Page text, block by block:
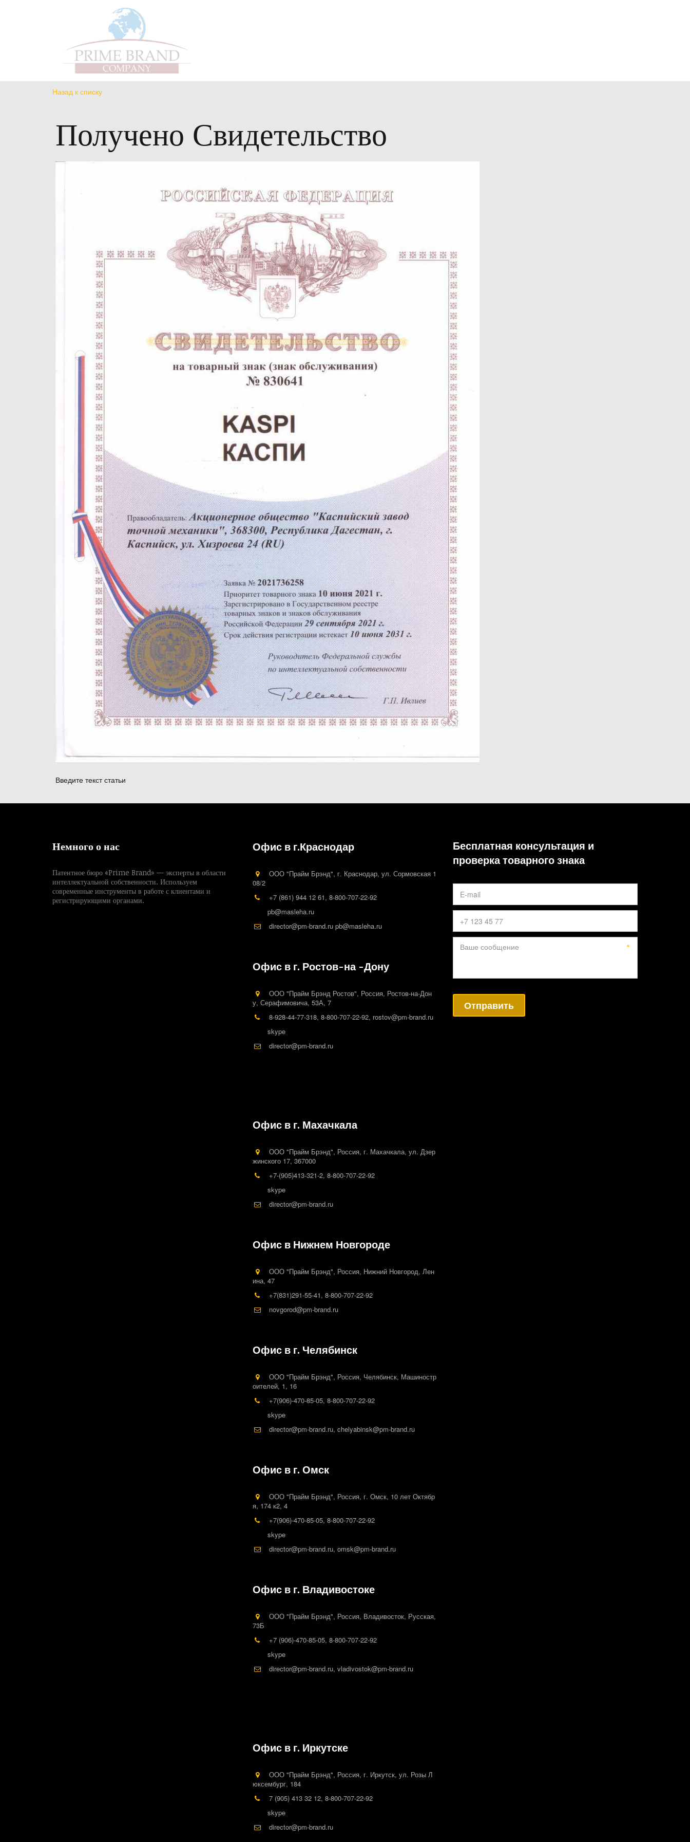
Назад к списку
Получено Свидетельство
Введите текст статьи
Немного о нас
Патентное бюро «Prime Brand» — эксперты в области
интеллектуальной собственности. Используем
современные инструменты в работе с клиентами и
регистрирующими органами.
Офис в г.Краснодар
ООО "Прайм Брэнд", г. Краснодар, ул. Сормовская 1
08/2
+7 (861) 944 12 61, 8-800-707-22-92
pb@masleha.ru
director@pm-brand.ru pb@masleha.ru
Офис в г. Ростов-на -Дону
ООО "Прайм Брэнд Ростов", Россия, Ростов-на-Дон
у, Серафимовича, 53А, 7
8-928-44-77-318, 8-800-707-22-92, rostov@pm-brand.ru
skype
director@pm-brand.ru
Офис в г. Махачкала
ООО "Прайм Брэнд", Россия, г. Махачкала, ул. Дзер
жинского 17, 367000
+7-(905)413-321-2, 8-800-707-22-92
skype
director@pm-brand.ru
Офис в Нижнем Новгороде
ООО "Прайм Брэнд", Россия, Нижний Новгород, Лен
ина, 47
+7(831)291-55-41, 8-800-707-22-92
novgorod@pm-brand.ru
Офис в г. Челябинск
ООО "Прайм Брэнд", Россия, Челябинск, Машиностр
оителей, 1, 16
+7(906)-470-85-05, 8-800-707-22-92
skype
director@pm-brand.ru, chelyabinsk@pm-brand.ru
Офис в г. Омск
ООО "Прайм Брэнд", Россия, г. Омск, 10 лет Октябр
я, 174 к2, 4
+7(906)-470-85-05, 8-800-707-22-92
skype
director@pm-brand.ru, omsk@pm-brand.ru
Офис в г. Владивостоке
ООО "Прайм Брэнд", Россия, Владивосток, Русская,
73Б
+7 (906)-470-85-05, 8-800-707-22-92
skype
director@pm-brand.ru, vladivostok@pm-brand.ru
Офис в г. Иркутске
ООО "Прайм Брэнд", Россия, г. Иркутск, ул. Розы Л
юксембург, 184
7 (905) 413 32 12, 8-800-707-22-92
skype
director@pm-brand.ru
Бесплатная консультация и
проверка товарного знака
*
Отправить